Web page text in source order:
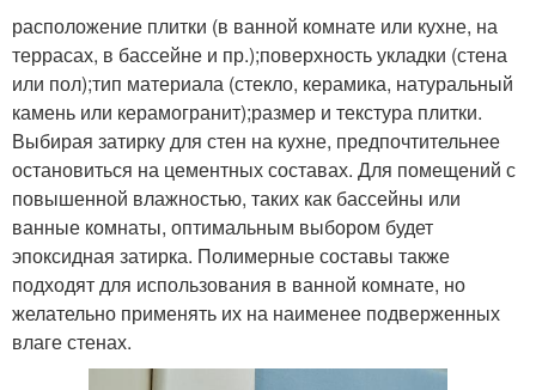
расположение плитки (в ванной комнате или кухне, на
террасах, в бассейне и пр.);поверхность укладки (стена
или пол);тип материала (стекло, керамика, натуральный
камень или керамогранит);размер и текстура плитки.
Выбирая затирку для стен на кухне, предпочтительнее
остановиться на цементных составах. Для помещений с
повышенной влажностью, таких как бассейны или
ванные комнаты, оптимальным выбором будет
эпоксидная затирка. Полимерные составы также
подходят для использования в ванной комнате, но
желательно применять их на наименее подверженных
влаге стенах.